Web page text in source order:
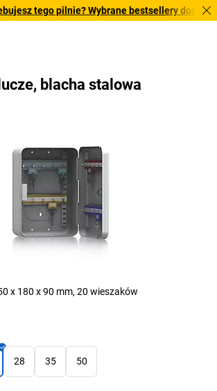
tego pilnie? Wybrane bestsellery
blacha stalowa
x 180 x 90 mm, 20 wieszaków
28 35 50